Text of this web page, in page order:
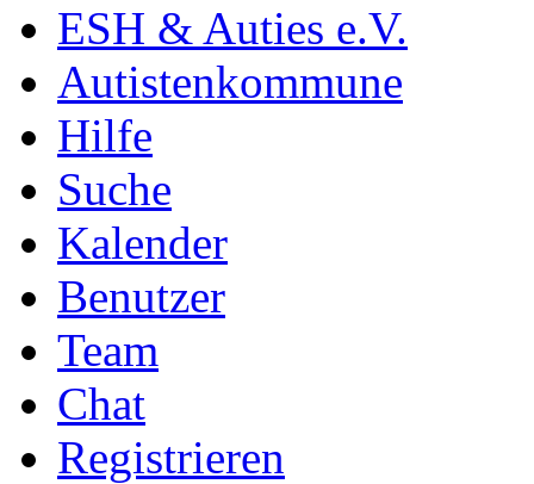
ESH & Auties e.V.
Autistenkommune
Hilfe
Suche
Kalender
Benutzer
Team
Chat
Registrieren